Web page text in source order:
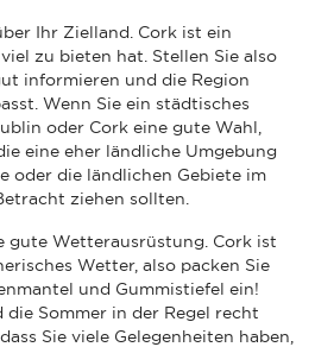
Ihr Zielland. Cork ist ein
zu bieten hat. Stellen Sie also
informieren und die Region
Wenn Sie ein städtisches
oder Cork eine gute Wahl,
eine eher ländliche Umgebung
oder die ländlichen Gebiete im
ziehen sollten.
gute Wetterausrüstung. Cork ist
Wetter, also packen Sie
und Gummistiefel ein!
die Sommer in der Regel recht
Sie viele Gelegenheiten haben,